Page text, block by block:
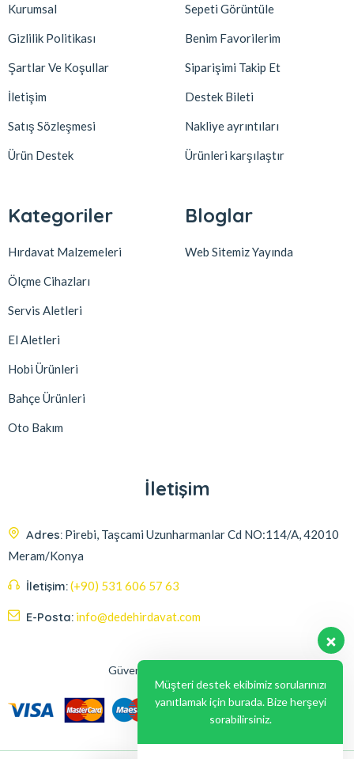
Kurumsal
Gizlilik Politikası
Şartlar Ve Koşullar
İletişim
Satış Sözleşmesi
Ürün Destek
Sepeti Görüntüle
Benim Favorilerim
Siparişimi Takip Et
Destek Bileti
Nakliye ayrıntıları
Ürünleri karşılaştır
Kategoriler
Hırdavat Malzemeleri
Ölçme Cihazları
Servis Aletleri
El Aletleri
Hobi Ürünleri
Bahçe Ürünleri
Oto Bakım
Bloglar
Web Sitemiz Yayında
İletişim
Adres: Pirebi, Taşcami Uzunharmanlar Cd NO:114/A, 42010
Meram/Konya
İletişim:(+90) 531 606 57 63
E-Posta: info@dedehirdavat.com
Güvenli Ödeme Seçenekleri
Müşteri destek ekibimiz sorularınızı
yanıtlamak için burada. Bize herşeyi
sorabilirsiniz.